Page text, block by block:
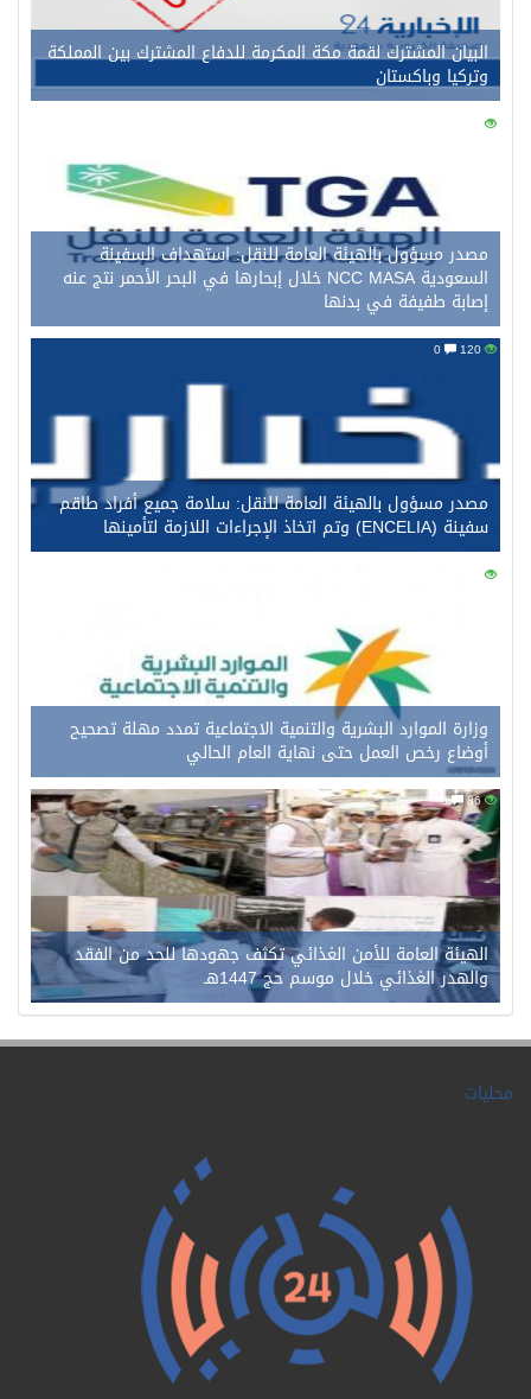
البيان المشترك لقمة مكة المكرمة للدفاع المشترك بين المملكة
وتركيا وباكستان
133
مصدر مسؤول بالهيئة العامة للنقل: استهداف السفينة
السعودية NCC MASA خلال إبحارها في البحر الأحمر نتج عنه
إصابة طفيفة في بدنها
مصدر مسؤول بالهيئة العامة للنقل: سلامة جميع أفراد طاقم
سفينة (ENCELIA) وتم اتخاذ الإجراءات اللازمة لتأمينها
107
وزارة الموارد البشرية والتنمية الاجتماعية تمدد مهلة تصحيح
أوضاع رخص العمل حتى نهاية العام الحالي
86
0
الهيئة العامة للأمن الغذائي تكثف جهودها للحد من الفقد
والهدر الغذائي خلال موسم حج 1447هـ
محليات